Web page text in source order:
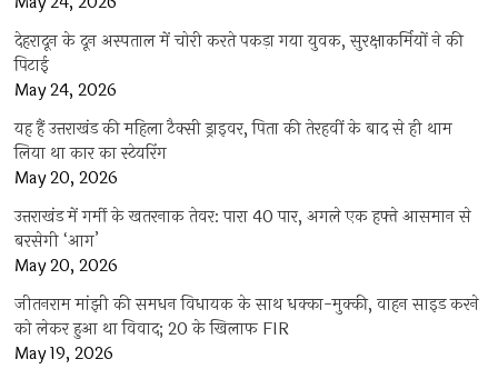
देहरादून के दून अस्पताल में चोरी करते पकड़ा गया युवक, सुरक्षाकर्मियों ने की
पिटाई
May 24, 2026
यह हैं उत्तराखंड की महिला टैक्सी ड्राइवर, पिता की तेरहवीं के बाद से ही थाम
लिया था कार का स्टेयरिंग
May 20, 2026
उत्तराखंड में गर्मी के खतरनाक तेवर: पारा 40 पार, अगले एक हफ्ते आसमान से
बरसेगी ‘आग’
May 20, 2026
जीतनराम मांझी की समधन विधायक के साथ धक्का-मुक्की, वाहन साइड करने
को लेकर हुआ था विवाद; 20 के खिलाफ FIR
May 19, 2026